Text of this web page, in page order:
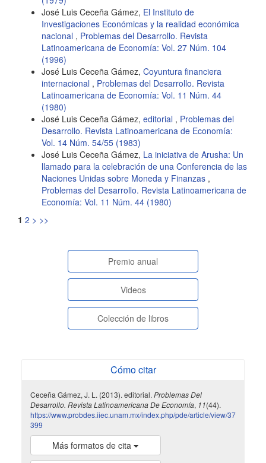
José Luis Ceceña Gámez, El Instituto de
Investigaciones Económicas y la realidad económica
nacional , Problemas del Desarrollo. Revista
Latinoamericana de Economía: Vol. 27 Núm. 104
(1996)
José Luis Ceceña Gámez, Coyuntura financiera
internacional , Problemas del Desarrollo. Revista
Latinoamericana de Economía: Vol. 11 Núm. 44
(1980)
José Luis Ceceña Gámez, editorial , Problemas del
Desarrollo. Revista Latinoamericana de Economía:
Vol. 14 Núm. 54/55 (1983)
José Luis Ceceña Gámez, La iniciativa de Arusha: Un
llamado para la celebración de una Conferencia de las
Naciones Unidas sobre Moneda y Finanzas ,
Problemas del Desarrollo. Revista Latinoamericana de
Economía: Vol. 11 Núm. 44 (1980)
1 2 > >>
paginasespeciales
Premio anual
Videos
Colección de libros
Cómo citar
Ceceña Gámez, J. L. (2013). editorial. Problemas Del
Desarrollo. Revista Latinoamericana De Economía, 11(44).
https://www.probdes.iiec.unam.mx/index.php/pde/article/view/37
399
Más formatos de cita